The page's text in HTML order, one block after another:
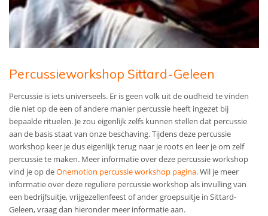
Percussieworkshop Sittard-Geleen
Percussie is iets universeels. Er is geen volk uit de oudheid te vinden
die niet op de een of andere manier percussie heeft ingezet bij
bepaalde rituelen. Je zou eigenlijk zelfs kunnen stellen dat percussie
aan de basis staat van onze beschaving. Tijdens deze percussie
workshop keer je dus eigenlijk terug naar je roots en leer je om zelf
percussie te maken. Meer informatie over deze percussie workshop
vind je op deOnemotion percussie workshop pagina. Wil je meer
informatie over deze reguliere percussie workshop als invulling van
een bedrijfsuitje, vrijgezellenfeest of ander groepsuitje in Sittard-
Geleen, vraag dan hieronder meer informatie aan.